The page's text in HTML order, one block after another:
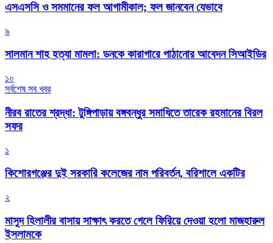
এসএসসি ও সমমানের ফল আগামীকাল; ফল জানবেন যেভাবে
৯
সালমান শাহ হত্যা মামলা: ডনকে কারাগারে পাঠানোর আবেদন সিআইডির
১০
সর্বশেষ সব খবর
নীরব রাতের শ্রদ্ধা: টুঙ্গিপাড়ায় বঙ্গবন্ধুর সমাধিতে তারেক রহমানের বিরল
সফর
১
কিশোরগঞ্জের দুই সরকারি কলেজের নাম পরিবর্তন, বরিশালে একটির
২
মাসুদ হিলালীর বাসায় সাক্ষাৎ করতে গেলে ফিরিয়ে দেওয়া হলো মাজহারুল
ইসলামকে